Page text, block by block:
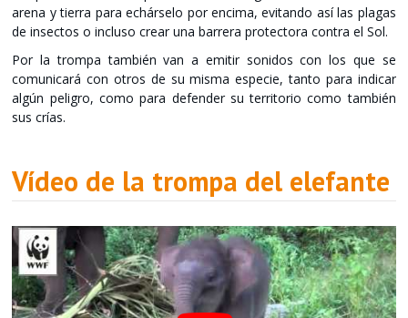
arena y tierra para echárselo por encima, evitando así las plagas
de insectos o incluso crear una barrera protectora contra el Sol.
Por la trompa también van a emitir sonidos con los que se
comunicará con otros de su misma especie, tanto para indicar
algún peligro, como para defender su territorio como también
sus crías.
Vídeo de la trompa del elefante